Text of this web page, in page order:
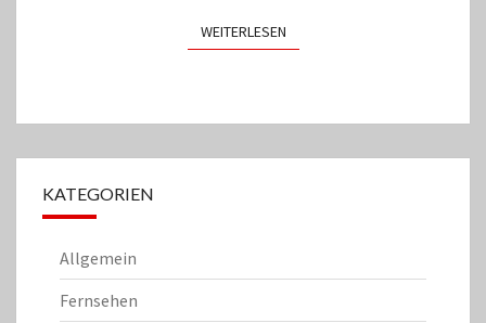
WEITERLESENWEITERLESEN
KATEGORIEN
Allgemein
Fernsehen